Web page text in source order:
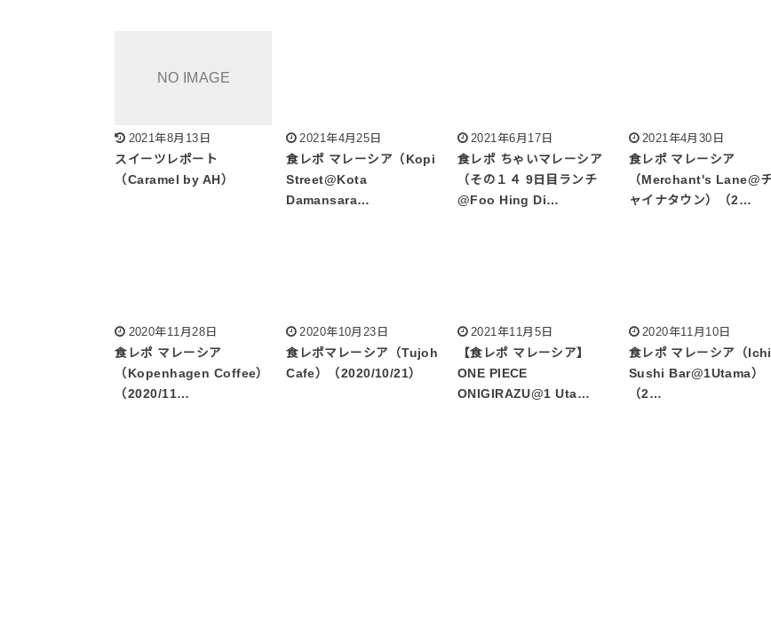
2021年8月13日
スイーツレポート
（Caramel by AH）
2021年4月25日
食レポ マレーシア（Kopi
Street@Kota
Damansara…
2021年6月17日
食レポ ちゃいマレーシア
（その１４ 9日目ランチ
@Foo Hing Di…
2021年4月30日
食レポ マレーシア
（Merchant's Lane@
ャイナタウン）（2…
2020年11月28日
食レポ マレーシア
（Kopenhagen Coffee）
（2020/11…
2020年10月23日
食レポマレーシア（Tujoh
Cafe）（2020/10/21）
2021年11月5日
【食レポ マレーシア】
ONE PIECE
ONIGIRAZU@1 Uta…
2020年11月10日
食レポ マレーシア（
Sushi Bar@1Utama）
（2…